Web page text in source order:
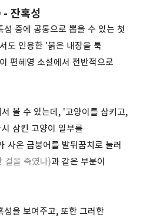
잔혹성
중에 공통으로 뽑을 수 있는 첫
도 인용한 '붉은 내장을 툭
편혜영 소설에서 전반적으로
볼 수 있는데, '고양이를 삼키고,
삼킨 고양이 일부를
사온 금붕어를 발뒤꿈치로 눌러
걸을 죽였나)과 같은 부분이
을 보여주고, 또한 그러한